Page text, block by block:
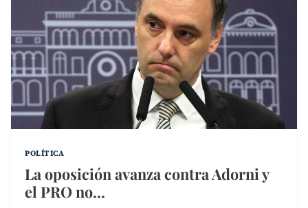
POLÍTICA
La oposición avanza contra Adorni y
el PRO no…